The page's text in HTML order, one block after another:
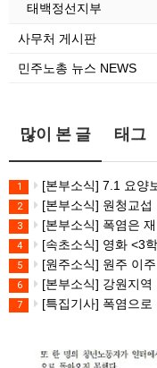
태백정선지부
사무처 게시판
민주노총 뉴스 NEWS
많이 본 글 태그
1 [본부소식] 7.1 요양
2 [본부소식] 원청교섭 원년. 초기업
3 [본부소식] 폭염은 재난이
4 [속초소식] 영화 <3
5 [원주소식] 원주 이
6 [본부소식] 강원지역
7 [특집기사] 폭염으